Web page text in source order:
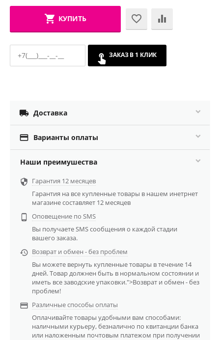
КУПИТЬ
ЗАКАЗ В 1 КЛИК
 Доставка
 Варианты оплаты
Наши преимушества
 Гарантия 12 месяцев
Гарантия на все купленные товары в нашем инетрнет
магазине составляет 12 месяцев

Оповещение по SMS
Вы получаете SMS сообщения о каждой стадии
вашего заказа.
 Возврат и обмен - без проблем
Вы можете вернуть купленные товары в течение 14
дней. Товар должнен быть в нормальном состоянии и
иметь все заводские упаковки.">Возврат и обмен - без
проблем!
 Различные способы оплаты
Оплачивайте товары удобными вам способами:
наличными курьеру, безналично по квитанции банка
или наложенным почтовым платежом при получении